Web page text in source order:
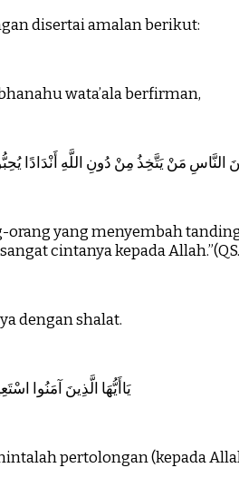
disertai amalan berikut:
wata’ala berfirman,
النَّاسِ مَنْ يَتَّخِذُ مِنْ دُونِ اللَّهِ أَنْدَادًا
orang yang menyembah
cintanya kepada Allah.”(QS.
dengan shalat.
يَاأَيُّهَا الَّذِينَ آمَنُوا
pertolongan (kepada